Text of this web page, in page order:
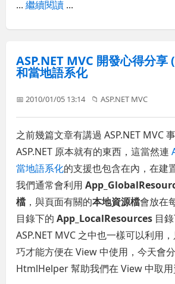
...繼續閱讀 ...
ASP.NET MVC 開發心得分享
和當地語系化
📅 2010/01/05 13:14 📁ASP.NET MVC
之前幾篇文章有講過 ASP.NET MVC
ASP.NET 原本就有的東西，這當然連
當地語系化的支援也包含在內，在建
我們通常會利用
檔 ，與頁面有關的本地資源檔會放在
目錄下的App_LocalResources 目
ASP.NET MVC 之中也一樣可以利用
巧才能方便在 View 中使用，今天會
HtmlHelper 幫助我們在 View 中取用